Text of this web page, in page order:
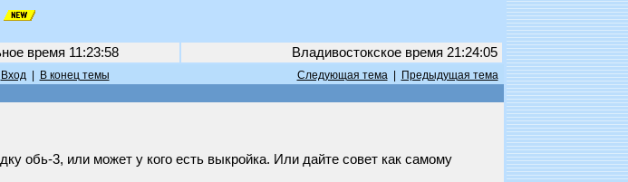
время 11:23:58 Владивостокское время 21:24:05
Вход| В конец темы Следующая тема|
Предыдущая тема
обь-3, или может у кого есть выкройка. Или дайте совет как самому